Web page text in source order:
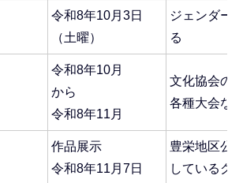
令和8年10月3日
（土曜）
ジェンダー
る
令和8年10月
から
令和8年11月
文化協会の
各種大会な
作品展示
令和8年11月7日
豊栄地区公
しているグ